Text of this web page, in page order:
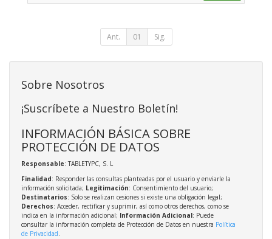
Ant. 01 Sig.
Sobre Nosotros
¡Suscríbete a Nuestro Boletín!
INFORMACIÓN BÁSICA SOBRE
PROTECCIÓN DE DATOS
Responsable: TABLETYPC, S. L
Finalidad: Responder las consultas planteadas por el usuario y enviarle la
información solicitada; Legitimación: Consentimiento del usuario;
Destinatarios: Solo se realizan cesiones si existe una obligación legal;
Derechos: Acceder, rectificar y suprimir, así como otros derechos, como se
indica en la información adicional; Información Adicional: Puede
consultar la información completa de Protección de Datos en nuestra Política
de Privacidad.